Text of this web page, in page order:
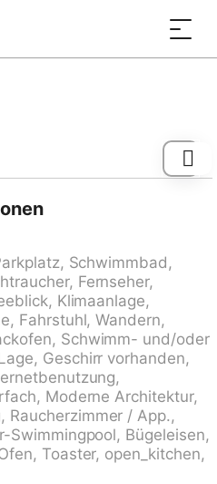
Lugano", umgeben von
Absolut zentral und
See. Zur Mitbenutzung:
zum Entspannen,
Verfügbarkeit:
Ungleichmässige
WC im Poolbereich,
Im Hause:
(zur
bis zum Haus. Parkplatz
"Linie 439" 1 m,
Badesee "Lago di
Loch) 15 km. Nahe
Schwimmbad,
Fernseher,
Klimaanlage,
Fahrstuhl, Wandern,
Schwimm- und/oder
Geschirr vorhanden,
Moderne Architektur,
Raucherzimmer / App.,
Swimmingpool, Bügeleisen,
Toaster, open_kitchen,